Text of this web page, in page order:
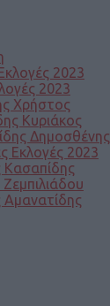
2023
2023
Χρήστος
Κυριάκος
Δημοσθένης
Εκλογές 2023
Κασαπίδης
Ζεμπιλιάδου
Αμανατίδης